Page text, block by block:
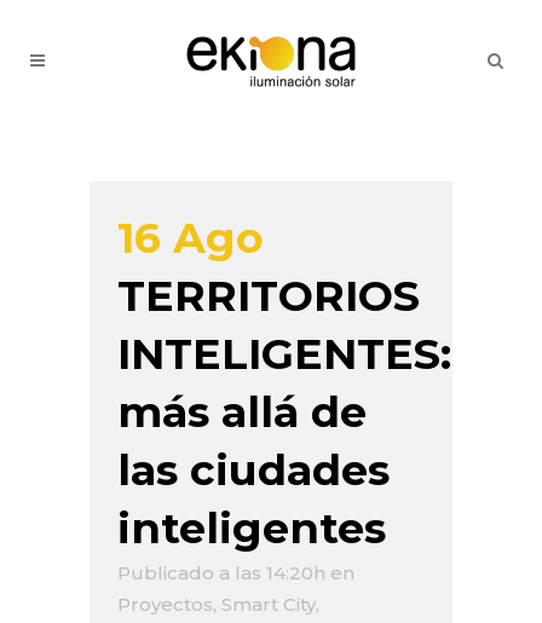
16 Ago
TERRITORIOS
INTELIGENTES:
más allá de
las ciudades
inteligentes
Publicado a las 14:20h en
Proyectos, Smart City,